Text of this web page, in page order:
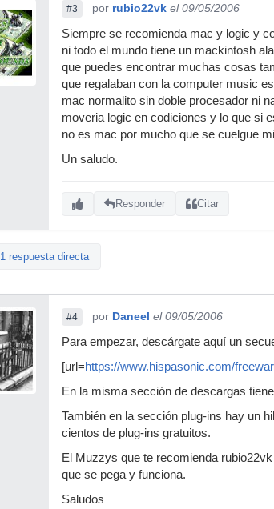
#3 por rubio22vk el 09/05/2006
Siempre se recomienda mac y logic y
ni todo el mundo tiene un mackintosh
que puedes encontrar muchas cosas
que regalaban con la computer music
mac normalito sin doble procesador ni
moveria logic en codiciones y lo que si
no es mac por mucho que se cuelgue
Un saludo.
Responder Citar
1 respuesta directa
#4 por Daneel el 09/05/2006
Para empezar, descárgate aquí un
[url=https://www.hispasonic.com/
En la misma sección de descargas
También en la sección plug-ins hay un
cientos de plug-ins gratuitos.
El Muzzys que te recomienda
que se pega y funciona.
Saludos